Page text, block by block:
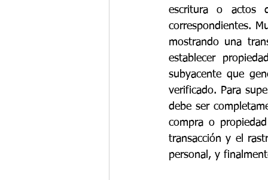
escritura o actos
correspondientes.
mostrando una
establecer
subyacente que
verificado. Para
debe ser
compra o
transacción y el
personal, y